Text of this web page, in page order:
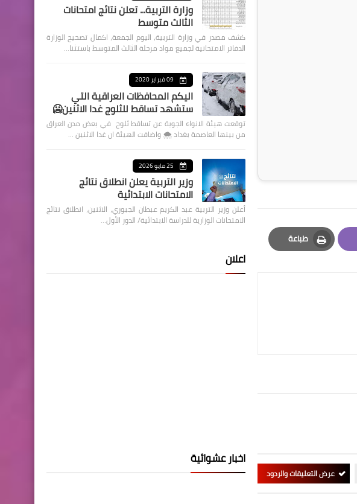
طباعة
Print
عرض التعليقات والردود
وزارة التربية... تعلن نتائج امتحانات
الثالث متوسط
كشف مصدر في وزارة التربية، اليوم الجمعة، اكمال تصحيح الوزارة
الدفاتر الامتحانية لجميع مواد مرحلة الثالث المتوسط باستثنا…
09 فبراير 2020
اليكم المحافظات العراقية التي
ستشهد تساقط للثلوج غدا الاثنين🥶
توقعت هيئة الانواء الجوية عن تساقط ثلوج في بعض مدن العراق
من بينها العاصمة بغداد ⁦🌨️⁩ واضافت الهيئة ان غدا الاثنين …
25 مايو 2026
وزير التربية يعلن انطلاق نتائج
الامتحانات الابتدائية
أعلن وزير التربية عبد الكريم عبطان الجبوري، الاثنين، انطلاق نتائج
الامتحانات الوزارية للدراسة الابتدائية/ الدور الأول…
اعلان
اخبار عشوائية